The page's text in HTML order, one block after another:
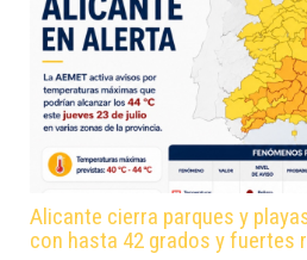
Alicante cierra parques y
con hasta 42 grados y fuertes